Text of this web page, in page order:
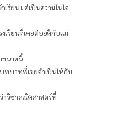
รียน แต่เป็นความในใจ
งเรียนที่เคยต่อยตีกับแม่
ขนาดนี้
ทบาทพี่เขยจำเป็นให้กับ
าวิชาคณิตศาสตร์ที่